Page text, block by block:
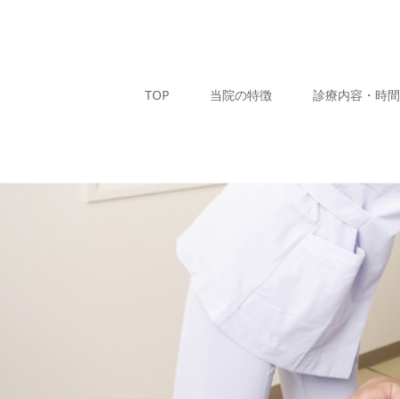
TOP 当院の特徴 診療内容・時間